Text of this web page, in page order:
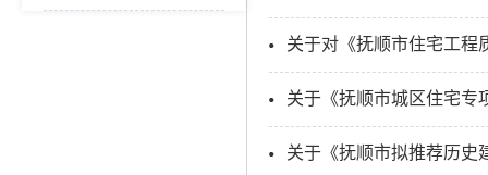
关于对《抚顺市住宅工程
关于《抚顺市城区住宅专
关于《抚顺市拟推荐历史